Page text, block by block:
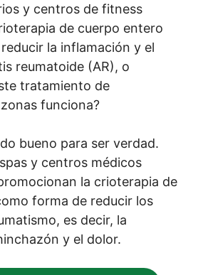
y centros de fitness
de cuerpo entero
la inflamación y el
reumatoide (AR), o
tratamiento de
funciona?
bueno para ser verdad.
y centros médicos
la crioterapia de
forma de reducir los
es decir, la
y el dolor.